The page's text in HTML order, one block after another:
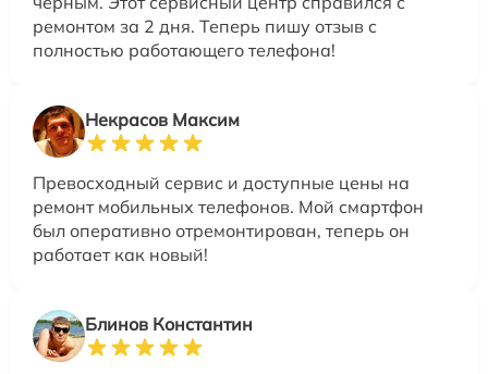
ремонтом за 2 дня. Теперь пишу отзыв с
полностью работающего телефона!
Некрасов Максим
Превосходный сервис и доступные цены на
ремонт мобильных телефонов. Мой смартфон
был оперативно отремонтирован, теперь он
работает как новый!
Блинов Константин